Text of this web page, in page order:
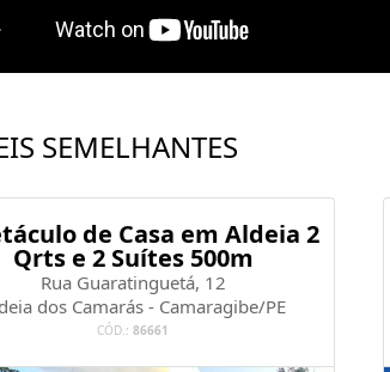
SEMELHANTES
de Casa em Aldeia 2
Qrts e 2 Suítes 500m
Rua Guaratinguetá, 12
dos Camarás - Camaragibe/PE
CÓD.: 86661